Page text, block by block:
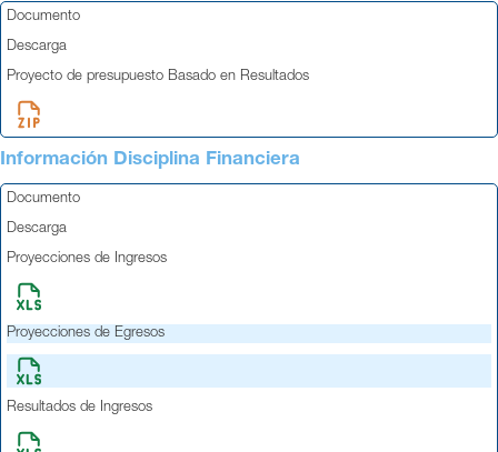
Documento
Descarga
Proyecto de presupuesto Basado en Resultados
Información Disciplina Financiera
Documento
Descarga
Proyecciones de Ingresos
Proyecciones de Egresos
Resultados de Ingresos